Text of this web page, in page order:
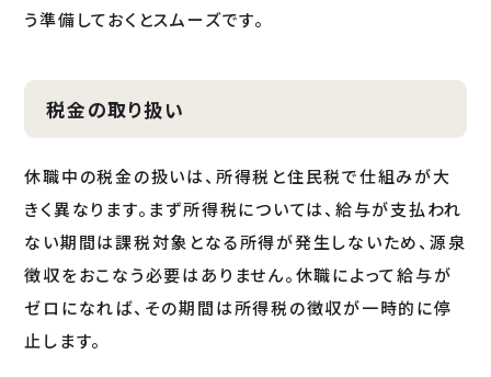
う準備しておくとスムーズです。
税金の取り扱い
休職中の税金の扱いは、所得税と住民税で仕組みが大
きく異なります。まず所得税については、給与が支払われ
ない期間は課税対象となる所得が発生しないため、源泉
徴収をおこなう必要はありません。休職によって給与が
ゼロになれば、その期間は所得税の徴収が一時的に停
止します。